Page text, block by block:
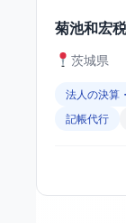
菊池和宏
茨城県
法人の決算
記帳代行